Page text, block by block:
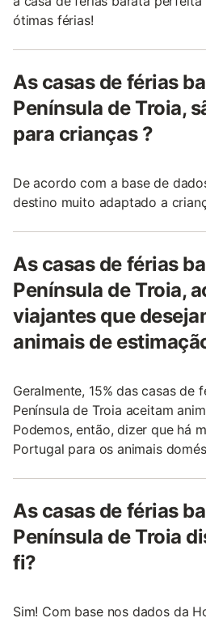
ótimas férias!
As casas de férias
Península de Troia,
para crianças ?
De acordo com a base de
destino muito adaptado a
As casas de férias
Península de Troia,
viajantes que
animais de
Geralmente, 15% das casas de
Península de Troia aceitam
Podemos, então, dizer que há
Portugal para os animais
As casas de férias
Península de Troia
fi?
Sim! Com base nos dados da